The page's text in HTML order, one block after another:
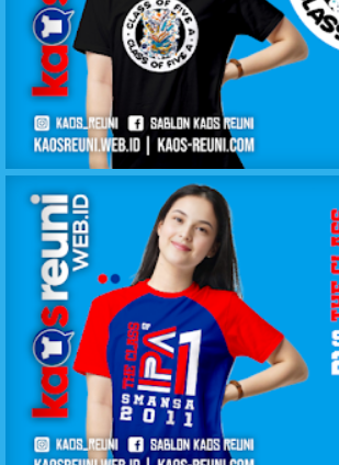
KAOS KELAS CLASS OF FIVE A